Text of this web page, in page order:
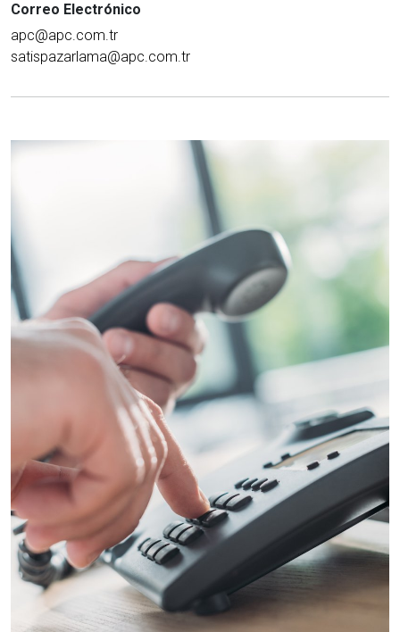
Correo Electrónico
apc@apc.com.tr
satispazarlama@apc.com.tr